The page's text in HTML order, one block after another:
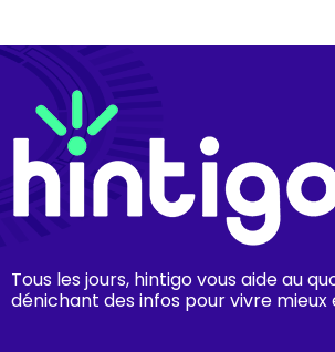
Tous les jours, hintigo vous aide au
dénichant des infos pour vivre mieux